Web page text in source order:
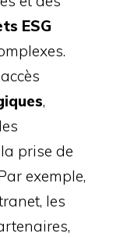
ESG
,
prise de
exemple,
les